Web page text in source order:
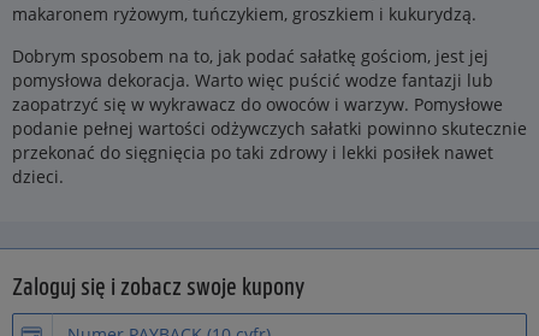
makaronem ryżowym, tuńczykiem, groszkiem i kukurydzą.
Dobrym sposobem na to, jak podać sałatkę gościom, jest jej
pomysłowa dekoracja. Warto więc puścić wodze fantazji lub
zaopatrzyć się w wykrawacz do owoców i warzyw. Pomysłowe
podanie pełnej wartości odżywczych sałatki powinno skutecznie
przekonać do sięgnięcia po taki zdrowy i lekki posiłek nawet
dzieci.
Zaloguj się i zobacz swoje kupony